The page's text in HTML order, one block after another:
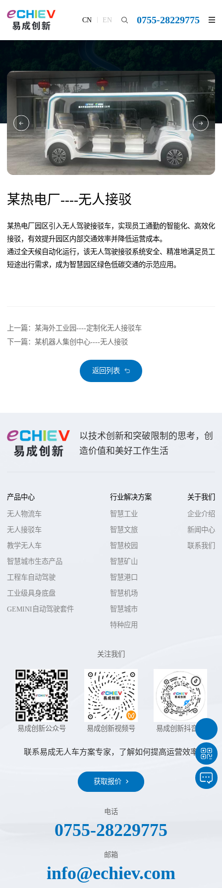
CN EN 0755-28229775
某热电厂----无人接驳
某热电厂园区引入无人驾驶接驳车，实现员工通勤的智能化、高效化
接驳，有效提升园区内部交通效率并降低运营成本。
通过全天候自动化运行，该无人驾驶接驳系统安全、精准地满足员工
短途出行需求，成为智慧园区绿色低碳交通的示范应用。
上一篇：某海外工业园----定制化无人接驳车
下一篇：某机器人集创中心----无人接驳
返回列表
以技术创新和突破限制的思考，创
造价值和美好工作生活
产品中心
无人物流车
无人接驳车
教学无人车
智慧城市生态产品
工程车自动驾驶
工业级具身底盘
GEMINI自动驾驶套件
行业解决方案
智慧工业
智慧文旅
智慧校园
智慧矿山
智慧港口
智慧机场
智慧城市
特种应用
关于我们
企业介绍
新闻中心
联系我们
关注我们
易成创新公众号 易成创新视频号 易成创新抖音号
联系易成无人车方案专家，了解如何提高运营效率
获取报价
电话
0755-28229775
邮箱
info@echiev.com